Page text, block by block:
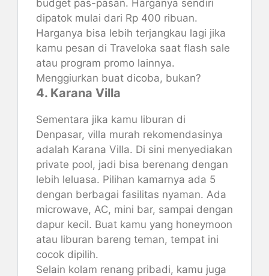
budget pas-pasan. Harganya sendiri
dipatok mulai dari Rp 400 ribuan.
Harganya bisa lebih terjangkau lagi jika
kamu pesan di Traveloka saat flash sale
atau program promo lainnya.
Menggiurkan buat dicoba, bukan?
4. Karana Villa
Sementara jika kamu liburan di
Denpasar, villa murah rekomendasinya
adalah Karana Villa. Di sini menyediakan
private pool, jadi bisa berenang dengan
lebih leluasa. Pilihan kamarnya ada 5
dengan berbagai fasilitas nyaman. Ada
microwave, AC, mini bar, sampai dengan
dapur kecil. Buat kamu yang honeymoon
atau liburan bareng teman, tempat ini
cocok dipilih.
Selain kolam renang pribadi, kamu juga